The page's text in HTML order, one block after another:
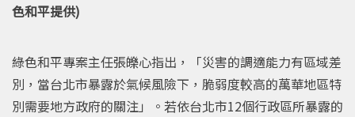
色和平提供)
綠色和平專案主任張皪心指出，「災害的調適能力有區域差
別，當台北市暴露於氣候風險下，脆弱度較高的萬華地區特
別需要地方政府的關注」。若依台北市12個行政區所暴露的